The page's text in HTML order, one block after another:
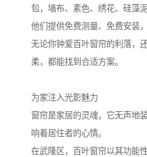
包，墙布、素色、绣花、硅藻
他们提供免费测量、免费安装
无论你钟爱百叶窗帘的利落，
柔，都能找到合适方案。
为家注入光影魅力
窗帘是家居的灵魂，它无声地
响着居住者的心情。
在武隆区，百叶窗帘以其功能